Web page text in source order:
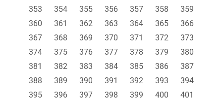
353
354 355 356 357 358
359
360
361 362 363 364 365
366
367
368 369 370 371 372
373
374
375 376 377 378 379
380
381
382 383 384 385 386
387
388
389 390 391 392 393
394
395
396 397 398 399 400
401